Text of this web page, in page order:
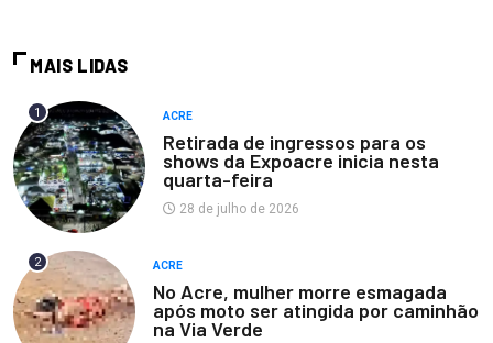
MAIS LIDAS
1 ACRE
Retirada de ingressos para os
shows da Expoacre inicia nesta
quarta-feira
28 de julho de 2026
2 ACRE
No Acre, mulher morre esmagada
após moto ser atingida por caminhão
na Via Verde